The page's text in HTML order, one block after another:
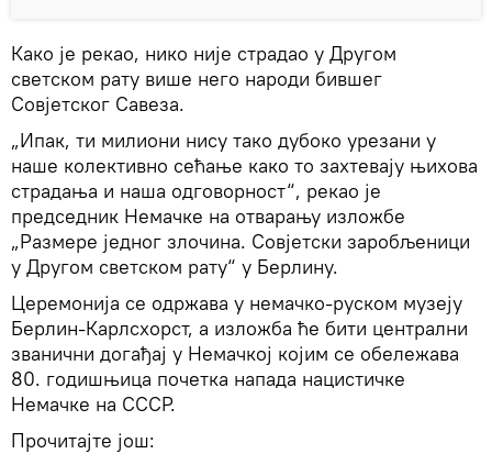
Како је рекао, нико није страдао у Другом
светском рату више него народи бившег
Совјетског Савеза.
„Ипак, ти милиони нису тако дубоко урезани у
наше колективно сећање како то захтевају њихова
страдања и наша одговорност“, рекао је
председник Немачке на отварању изложбе
„Размере једног злочина. Совјетски заробљеници
у Другом светском рату“ у Берлину.
Церемонија се одржава у немачко-руском музеју
Берлин-Карлсхорст, а изложба ће бити централни
званични догађај у Немачкој којим се обележава
80. годишњица почетка напада нацистичке
Немачке на СССР.
Прочитајте још: